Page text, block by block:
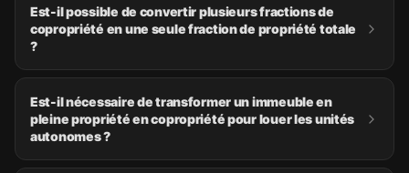
Est-il possible de convertir plusieurs fractions de
copropriété en une seule fraction de propriété totale
?
Est-il nécessaire de transformer un immeuble en
pleine propriété en copropriété pour louer les unités
autonomes ?